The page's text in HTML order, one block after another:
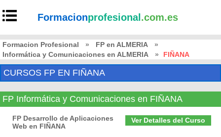
Formacionprofesional .com.es
Formacion Profesional » FP en ALMERIA
»
Informática y Comunicaciones en ALMERIA
» FIÑANA
CURSOS FP EN FIÑANA
FP Informática y Comunicaciones en FIÑANA
Ver Detalles del Curso
FP Desarrollo de Aplicaciones
Web en FIÑANA